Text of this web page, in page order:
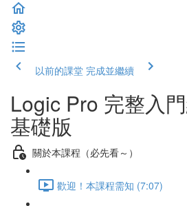
以前的課堂 完成並繼續
Logic Pro 完整入
基礎版
關於本課程（必先看～）
歡迎！本課程需知 (7:07)